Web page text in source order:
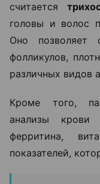
считается
головы и волос
Оно позволяет
фолликулов,
различных видов
Кроме того,
анализы
ферритина,
показателей,